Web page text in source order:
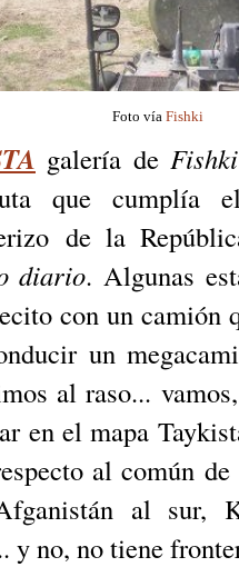
Foto vía Fishki
galería deFishki
que cumplía
de la
diario. Algunas
con un camión
un
al raso...
en el mapa
al común
al sur,
y no, no tiene